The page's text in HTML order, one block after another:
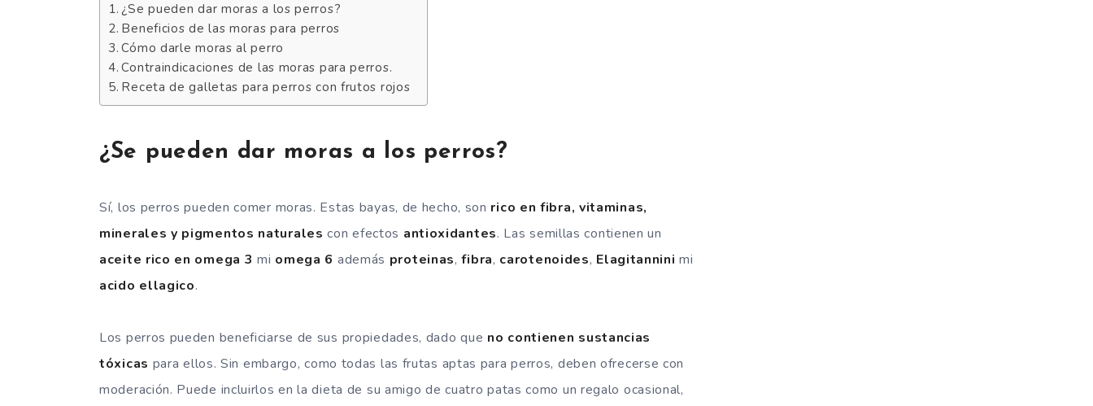
¿Se pueden dar moras a los perros?
Beneficios de las moras para perros
Cómo darle moras al perro
Contraindicaciones de las moras para perros.
Receta de galletas para perros con frutos rojos
¿Se pueden dar moras a los perros?
Sí, los perros pueden comer moras. Estas bayas, de hecho, son rico en fibra, vitaminas,
minerales y pigmentos naturales con efectos antioxidantes. Las semillas contienen un
aceite rico en omega 3 mi omega 6 además proteinas,fibra, carotenoides, Elagitannini mi
acido ellagico.
Los perros pueden beneficiarse de sus propiedades, dado que no contienen sustancias
tóxicas para ellos. Sin embargo, como todas las frutas aptas para perros, deben ofrecerse con
moderación. Puede incluirlos en la dieta de su amigo de cuatro patas como un regalo ocasional,